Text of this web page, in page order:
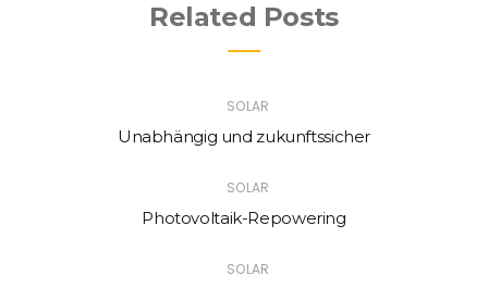
Related Posts
SOLAR
Unabhängig und zukunftssicher
SOLAR
Photovoltaik-Repowering
SOLAR